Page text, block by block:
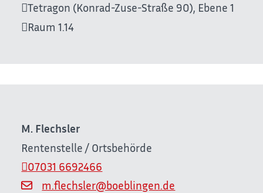
Tetragon (Konrad-Zuse-Straße 90), Ebene 1
Raum 1.14
M. Flechsler
Rentenstelle / Ortsbehörde
m.flechsler@boeblingen.de
07031 6692466